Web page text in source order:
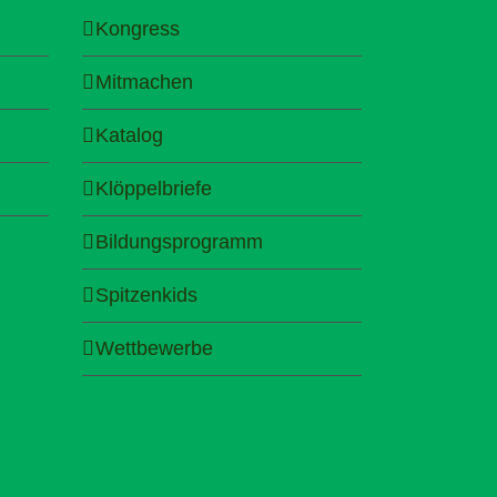
Kongress
Mitmachen
Katalog
Klöppelbriefe
Bildungsprogramm
Spitzenkids
Wettbewerbe